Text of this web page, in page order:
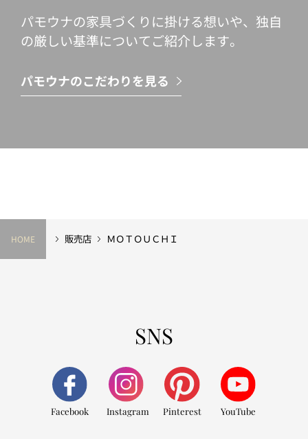
パモウナの家具づくりに掛ける想いや、独自
の厳しい基準についてご紹介します。
パモウナのこだわりを見る
HOME 販売店 ＭＯＴＯＵＣＨＩ
SNS
Facebook Instagram Pinterest YouTube